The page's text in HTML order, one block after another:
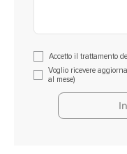
prega
vuoto
Accetto il trattamento
Voglio ricevere
al mese)